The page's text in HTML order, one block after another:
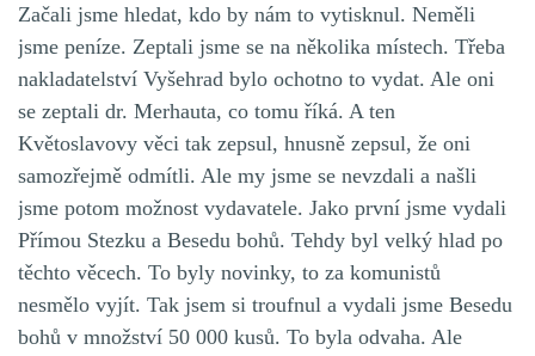
Začali jsme hledat, kdo by nám to vytisknul. Neměli
jsme peníze. Zeptali jsme se na několika místech. Třeba
nakladatelství Vyšehrad bylo ochotno to vydat. Ale oni
se zeptali dr. Merhauta, co tomu říká. A ten
Květoslavovy věci tak zepsul, hnusně zepsul, že oni
samozřejmě odmítli. Ale my jsme se nevzdali a našli
jsme potom možnost vydavatele. Jako první jsme vydali
Přímou Stezku a Besedu bohů. Tehdy byl velký hlad po
těchto věcech. To byly novinky, to za komunistů
nesmělo vyjít. Tak jsem si troufnul a vydali jsme Besedu
bohů v množství 50 000 kusů. To byla odvaha. Ale